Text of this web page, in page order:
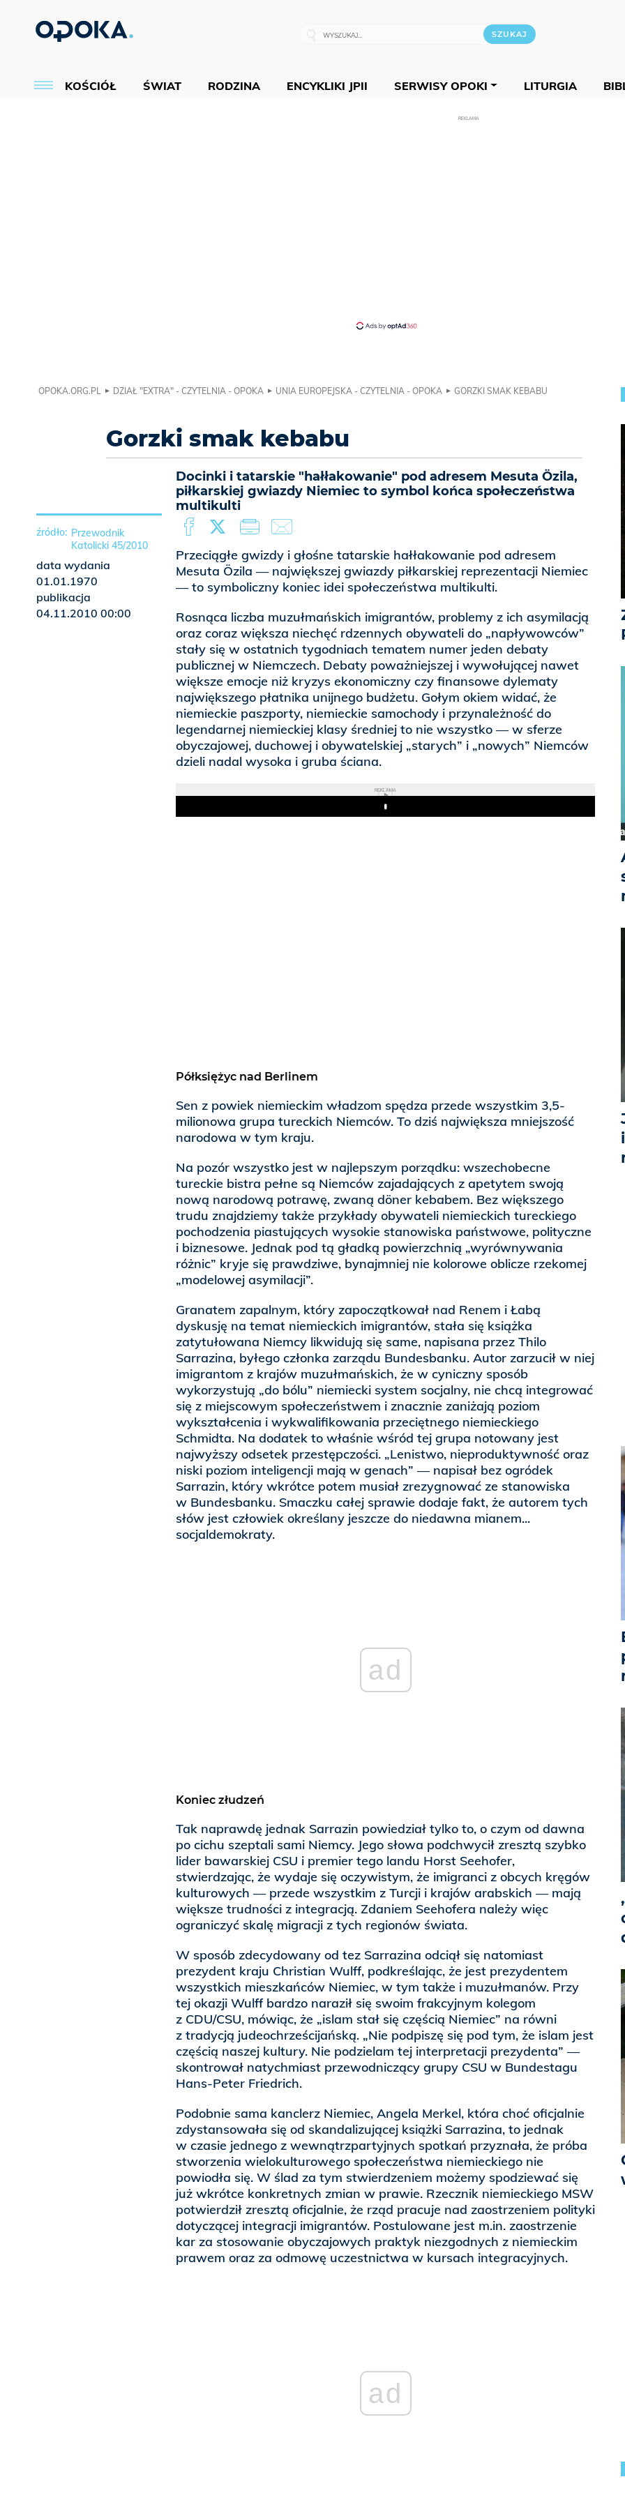
KOŚCIÓŁ ŚWIAT RODZINA ENCYKLIKI JPII SERWISY OPOKI LITURGIA
REKLAMA
OPOKA.ORG.PL DZIAŁ "EXTRA" - CZYTELNIA - OPOKA UNIA EUROPEJSKA - CZYTELNIA - OPOKA GORZKI SMAK KEBABU
Gorzki smak kebabu
Docinki i tatarskie "hałłakowanie" pod adresem Mesuta Özila,
piłkarskiej gwiazdy Niemiec to symbol końca społeczeństwa
multikulti
Przeciągłe gwizdy i głośne tatarskie hałłakowanie pod adresem
Mesuta Özila — największej gwiazdy piłkarskiej reprezentacji Niemiec
— to symboliczny koniec idei społeczeństwa multikulti.
Rosnąca liczba muzułmańskich imigrantów, problemy z ich asymilacją
oraz coraz większa niechęć rdzennych obywateli do „napływowców”
stały się w ostatnich tygodniach tematem numer jeden debaty
publicznej w Niemczech. Debaty poważniejszej i wywołującej nawet
większe emocje niż kryzys ekonomiczny czy finansowe dylematy
największego płatnika unijnego budżetu. Gołym okiem widać, że
niemieckie paszporty, niemieckie samochody i przynależność do
legendarnej niemieckiej klasy średniej to nie wszystko — w sferze
obyczajowej, duchowej i obywatelskiej „starych” i „nowych” Niemców
dzieli nadal wysoka i gruba ściana.
REKLAMA
Play
Półksiężyc nad Berlinem
Sen z powiek niemieckim władzom spędza przede wszystkim 3,5-
milionowa grupa tureckich Niemców. To dziś największa mniejszość
narodowa w tym kraju.
Na pozór wszystko jest w najlepszym porządku: wszechobecne
tureckie bistra pełne są Niemców zajadających z apetytem swoją
nową narodową potrawę, zwaną döner kebabem. Bez większego
trudu znajdziemy także przykłady obywateli niemieckich tureckiego
pochodzenia piastujących wysokie stanowiska państwowe, polityczne
i biznesowe. Jednak pod tą gładką powierzchnią „wyrównywania
różnic” kryje się prawdziwe, bynajmniej nie kolorowe oblicze rzekomej
„modelowej asymilacji”.
Granatem zapalnym, który zapoczątkował nad Renem i Łabą
dyskusję na temat niemieckich imigrantów, stała się książka
zatytułowana Niemcy likwidują się same, napisana przez Thilo
Sarrazina, byłego członka zarządu Bundesbanku. Autor zarzucił w niej
imigrantom z krajów muzułmańskich, że w cyniczny sposób
wykorzystują „do bólu” niemiecki system socjalny, nie chcą integrować
się z miejscowym społeczeństwem i znacznie zaniżają poziom
wykształcenia i wykwalifikowania przeciętnego niemieckiego
Schmidta. Na dodatek to właśnie wśród tej grupa notowany jest
najwyższy odsetek przestępczości. „Lenistwo, nieproduktywność oraz
niski poziom inteligencji mają w genach” — napisał bez ogródek
Sarrazin, który wkrótce potem musiał zrezygnować ze stanowiska
w Bundesbanku. Smaczku całej sprawie dodaje fakt, że autorem tych
słów jest człowiek określany jeszcze do niedawna mianem...
socjaldemokraty.
ad
Koniec złudzeń
Tak naprawdę jednak Sarrazin powiedział tylko to, o czym od dawna
po cichu szeptali sami Niemcy. Jego słowa podchwycił zresztą szybko
lider bawarskiej CSU i premier tego landu Horst Seehofer,
stwierdzając, że wydaje się oczywistym, że imigranci z obcych kręgów
kulturowych — przede wszystkim z Turcji i krajów arabskich — mają
większe trudności z integracją. Zdaniem Seehofera należy więc
ograniczyć skalę migracji z tych regionów świata.
W sposób zdecydowany od tez Sarrazina odciął się natomiast
prezydent kraju Christian Wulff, podkreślając, że jest prezydentem
wszystkich mieszkańców Niemiec, w tym także i muzułmanów. Przy
tej okazji Wulff bardzo naraził się swoim frakcyjnym kolegom
z CDU/CSU, mówiąc, że „islam stał się częścią Niemiec” na równi
z tradycją judeochrześcijańską. „Nie podpiszę się pod tym, że islam jest
częścią naszej kultury. Nie podzielam tej interpretacji prezydenta” —
skontrował natychmiast przewodniczący grupy CSU w Bundestagu
Hans-Peter Friedrich.
Podobnie sama kanclerz Niemiec, Angela Merkel, która choć oficjalnie
zdystansowała się od skandalizującej książki Sarrazina, to jednak
w czasie jednego z wewnątrzpartyjnych spotkań przyznała, że próba
stworzenia wielokulturowego społeczeństwa niemieckiego nie
powiodła się. W ślad za tym stwierdzeniem możemy spodziewać się
już wkrótce konkretnych zmian w prawie. Rzecznik niemieckiego MSW
potwierdził zresztą oficjalnie, że rząd pracuje nad zaostrzeniem polityki
dotyczącej integracji imigrantów. Postulowane jest m.in. zaostrzenie
kar za stosowanie obyczajowych praktyk niezgodnych z niemieckim
prawem oraz za odmowę uczestnictwa w kursach integracyjnych.
ad
Przewodnik
Katolicki 45/2010
data wydania
01.01.1970
publikacja
04.11.2010 00:00